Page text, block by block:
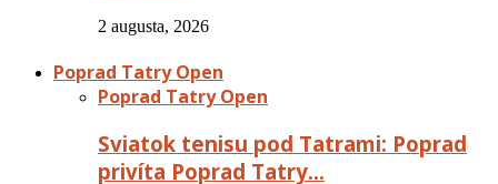
2 augusta, 2026
Poprad Tatry Open
Poprad Tatry Open
Sviatok tenisu pod Tatrami: Poprad
privíta Poprad Tatry…